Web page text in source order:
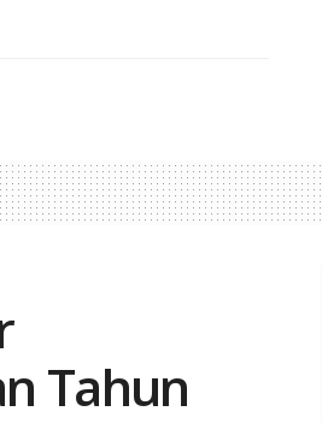
Tahun